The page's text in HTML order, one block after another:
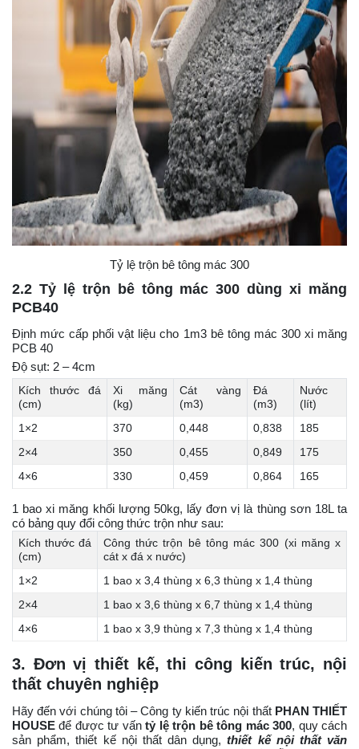
Tỷ lệ trộn bê tông mác 300
2.2 Tỷ lệ trộn bê tông mác 300 dùng xi măng
PCB40
Định mức cấp phối vật liệu cho 1m3 bê tông mác 300 xi măng
PCB 40
Độ sụt: 2 – 4cm
Kích thước đá
(cm)
Xi măng
(kg)
Cát vàng
(m3)
Đá
(m3)
Nước
(lít)
1×2
370 0,448 0,838
185
2×4
350 0,455 0,849
175
4×6
330 0,459 0,864 165
1 bao xi măng khối lượng 50kg, lấy đơn vị là thùng sơn 18L ta
có bảng quy đổi công thức trộn như sau:
Kích thước đá
(cm)
Công thức trộn bê tông mác 300 (xi măng x
cát x đá x nước)
1×2
1 bao x 3,4 thùng x 6,3 thùng x 1,4 thùng
2×4
1 bao x 3,6 thùng x 6,7 thùng x 1,4 thùng
4×6
1 bao x 3,9 thùng x 7,3 thùng x 1,4 thùng
3. Đơn vị thiết kế, thi công kiến trúc, nội
thất chuyên nghiệp
Hãy đến với chúng tôi – Công ty kiến trúc nội thất PHAN THIẾT
HOUSE để được tư vấntỷ lệ trộn bê tông mác 300, quy cách
sản phẩm, thiết kế nội thất dân dụng,thiết kế nội thất văn